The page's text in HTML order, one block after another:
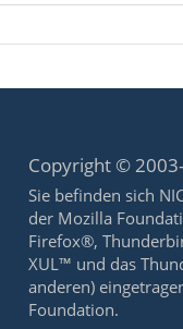
Copyright ©
Sie befinden sich
der Mozilla
Firefox®,
XUL™ und das
anderen)
Foundation.